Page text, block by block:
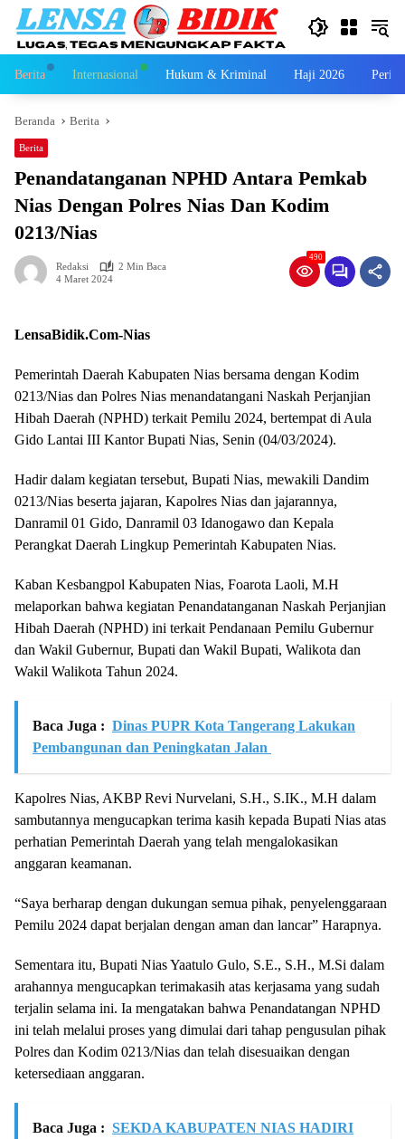
Langsung
konten
Berita Internasional Hukum & Kriminal Haji 2026
Beranda Berita
Berita
Penandatanganan NPHD Antara Pemkab
Nias Dengan Polres Nias Dan Kodim
0213/Nias
Redaksi
2 Min Baca
4 Maret 2024
490
LensaBidik.Com-Nias
Pemerintah Daerah Kabupaten Nias bersama dengan Kodim
0213/Nias dan Polres Nias menandatangani Naskah Perjanjian
Hibah Daerah (NPHD) terkait Pemilu 2024, bertempat di Aula
Gido Lantai III Kantor Bupati Nias, Senin (04/03/2024).
Hadir dalam kegiatan tersebut, Bupati Nias, mewakili Dandim
0213/Nias beserta jajaran, Kapolres Nias dan jajarannya,
Danramil 01 Gido, Danramil 03 Idanogawo dan Kepala
Perangkat Daerah Lingkup Pemerintah Kabupaten Nias.
Kaban Kesbangpol Kabupaten Nias, Foarota Laoli, M.H
melaporkan bahwa kegiatan Penandatanganan Naskah Perjanjian
Hibah Daerah (NPHD) ini terkait Pendanaan Pemilu Gubernur
dan Wakil Gubernur, Bupati dan Wakil Bupati, Walikota dan
Wakil Walikota Tahun 2024.
Baca Juga : Dinas PUPR Kota Tangerang Lakukan
Pembangunan dan Peningkatan Jalan
Kapolres Nias, AKBP Revi Nurvelani, S.H., S.IK., M.H dalam
sambutannya mengucapkan terima kasih kepada Bupati Nias atas
perhatian Pemerintah Daerah yang telah mengalokasikan
anggaran keamanan.
“Saya berharap dengan dukungan semua pihak, penyelenggaraan
Pemilu 2024 dapat berjalan dengan aman dan lancar” Harapnya.
Sementara itu, Bupati Nias Yaatulo Gulo, S.E., S.H., M.Si dalam
arahannya mengucapkan terimakasih atas kerjasama yang sudah
terjalin selama ini. Ia mengatakan bahwa Penandatangan NPHD
ini telah melalui proses yang dimulai dari tahap pengusulan pihak
Polres dan Kodim 0213/Nias dan telah disesuaikan dengan
ketersediaan anggaran.
Baca Juga : SEKDA KABUPATEN NIAS HADIRI